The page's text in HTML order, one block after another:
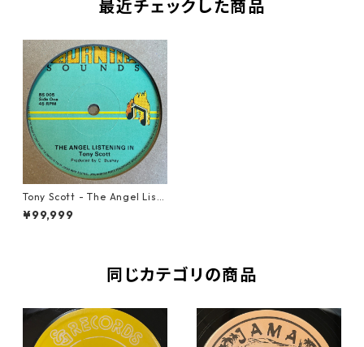
最近チェックした商品
Tony Scott - The Angel List
ening In【7-21516】
¥99,999
同じカテゴリの商品